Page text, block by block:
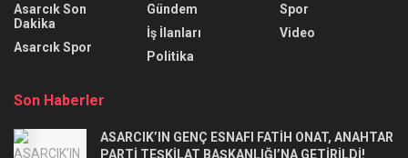
Asarcık Son
Dakika
Asarcık Spor
Gündem
İş İlanları
Politika
Spor
Video
Son Haberler
ASARCIK’IN GENÇ ESNAFI FATİH ONAT, ANAHTAR
PARTİ TEŞKİLAT BAŞKANLIĞI’NA GETİRİLDİ!